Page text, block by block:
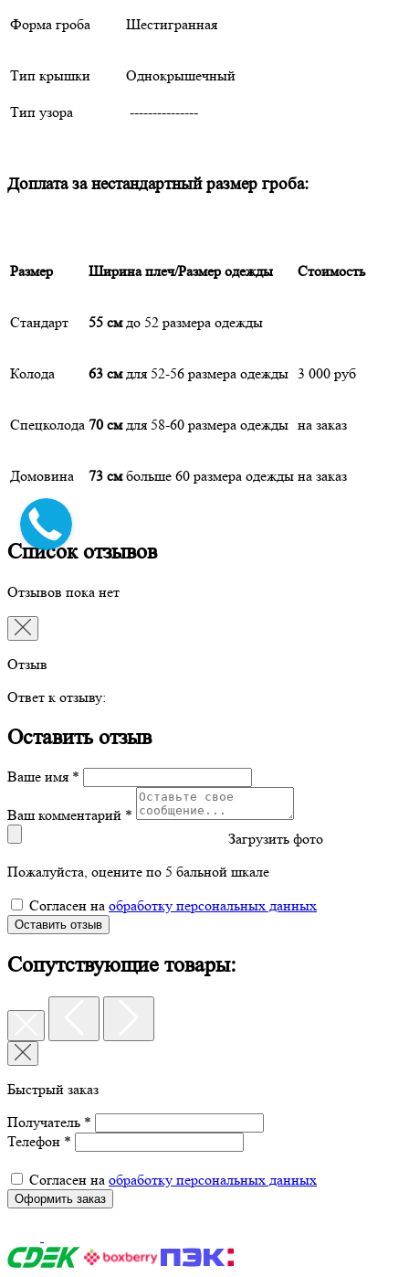
Форма гроба Шестигранная
Тип крышки Однокрышечный
Тип узора ---------------
Доплата за нестандартный размер гроба:
Размер Ширина плеч/Размер одежды Стоимость
Стандарт 55 смдо 52 размера одежды
Колода 63 смдля 52-56 размера одежды 3 000 руб
Спецколода 70 смдля 58-60 размера одежды на заказ
Домовина 73 смбольше 60 размера одежды на заказ
Список отзывов
Отзывов пока нет
Отзыв
Ответ к отзыву:
Оставить отзыв
Ваше имя *
Ваш комментарий *
Загрузить фото
Пожалуйста, оцените по 5 бальной шкале
Согласен на обработку персональных данных
Оставить отзыв
Сопутствующие товары:
Быстрый заказ
Получатель *
Телефон *
Согласен на обработку персональных данных
Оформить заказ